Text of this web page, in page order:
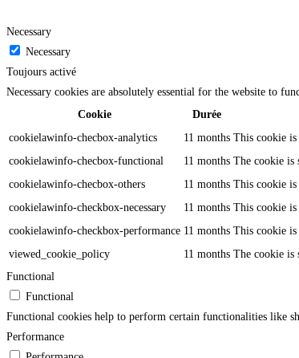
Necessary
Necessary
Toujours activé
Necessary cookies are absolutely essential for the website to
Cookie
Durée
cookielawinfo-checbox-analytics
11 months This cookie is
cookielawinfo-checbox-functional
11 months The cookie is
cookielawinfo-checbox-others
11 months This cookie is
cookielawinfo-checkbox-necessary
11 months This cookie is
cookielawinfo-checkbox-performance 11 months This cookie is
viewed_cookie_policy
11 months The cookie is
Functional
Functional
Functional cookies help to perform certain functionalities like
Performance